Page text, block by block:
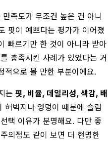
족도가 무조건 높은 건 아니
핏이 예쁘다는 평가가 이어졌
빠르기만 한 것이 아니라 받아
충족시킨 사례가 있었다는 거
적으로 볼 만한 부분이에요.
는 핏, 비율, 데일리성, 색감, 배
허벅지나 엉덩이 때문에 슬림
택 이유가 분명해요. 다만 좋
의점도 같이 보면 더 현명한